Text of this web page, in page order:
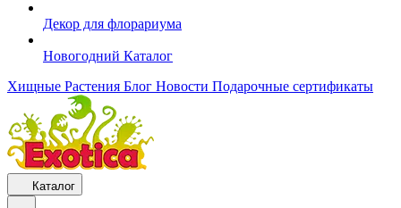
Декор для флорариума
Новогодний Каталог
Хищные Растения Блог Новости Подарочные сертификаты
Каталог